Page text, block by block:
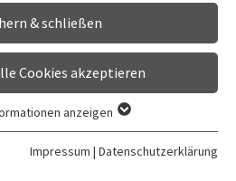
& schließen
Cookies akzeptieren
für grundlegende Funktionen der
ist gewährleistet, dass die
anzeigen
Impressum | Datenschutzerklärung